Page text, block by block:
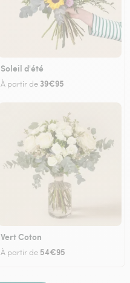
Soleil d'été
À partir de 39€95
Vert Coton
À partir de 54€95